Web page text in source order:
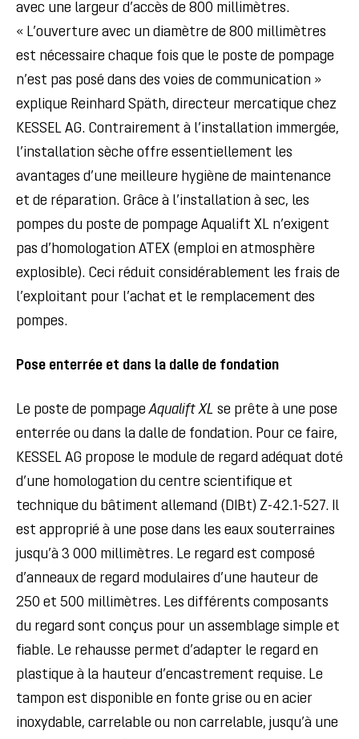
avec une largeur d’accès de 800 millimètres.
« L’ouverture avec un diamètre de 800 millimètres
est nécessaire chaque fois que le poste de pompage
n’est pas posé dans des voies de communication »
explique Reinhard Späth, directeur mercatique chez
KESSEL AG. Contrairement à l’installation immergée,
l’installation sèche offre essentiellement les
avantages d’une meilleure hygiène de maintenance
et de réparation. Grâce à l’installation à sec, les
pompes du poste de pompage Aqualift XL n’exigent
pas d’homologation ATEX (emploi en atmosphère
explosible). Ceci réduit considérablement les frais de
l’exploitant pour l’achat et le remplacement des
pompes.
Pose enterrée et dans la dalle de fondation
Le poste de pompageAqualift XL se prête à une pose
enterrée ou dans la dalle de fondation. Pour ce faire,
KESSEL AG propose le module de regard adéquat doté
d’une homologation du centre scientifique et
technique du bâtiment allemand (DIBt) Z-42.1-527. Il
est approprié à une pose dans les eaux souterraines
jusqu’à 3 000 millimètres. Le regard est composé
d’anneaux de regard modulaires d’une hauteur de
250 et 500 millimètres. Les différents composants
du regard sont conçus pour un assemblage simple et
fiable. Le rehausse permet d’adapter le regard en
plastique à la hauteur d’encastrement requise. Le
tampon est disponible en fonte grise ou en acier
inoxydable, carrelable ou non carrelable, jusqu’à une